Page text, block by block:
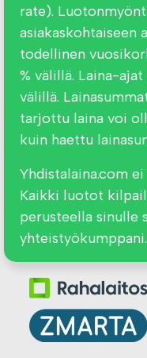
rate).
asiakaskohtaiseen
todellinen
% välillä. Laina-
välillä.
tarjottu laina voi
kuin haettu
Yhdistalaina.com
Kaikki luotot
perusteella sinulle
yhteistyökumppani.